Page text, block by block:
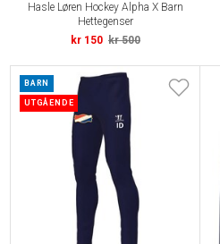
Hasle Løren Hockey Alpha X Barn
Hettegenser
kr 150 kr 500
BARN
UTGÅENDE